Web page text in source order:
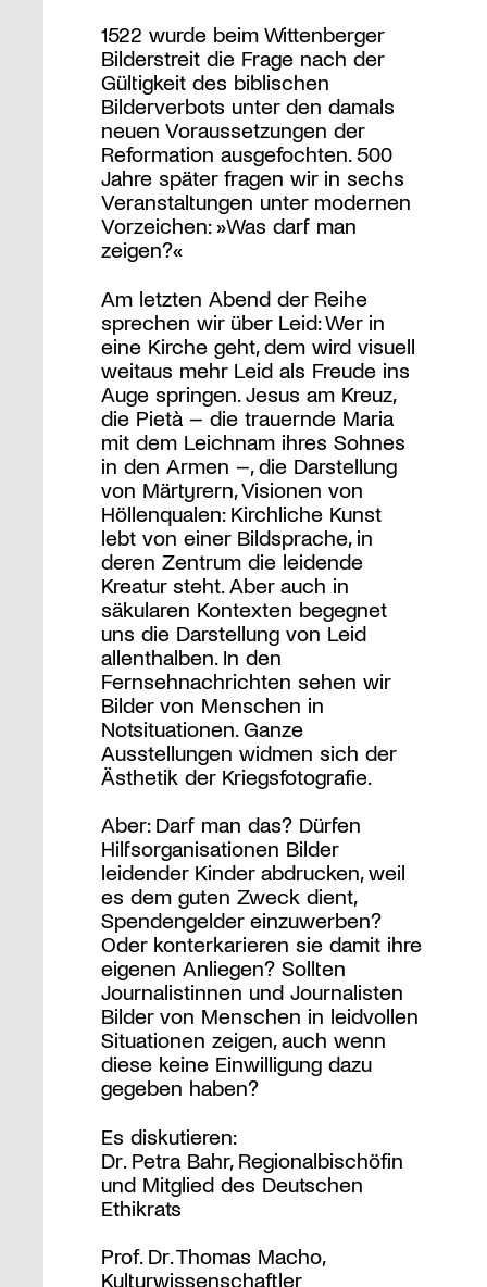
1522 wurde beim Wittenberger
Bilderstreit die Frage nach der
Gültigkeit des biblischen
Bilderverbots unter den damals
neuen Voraussetzungen der
Reformation ausgefochten. 500
Jahre später fragen wir in sechs
Veranstaltungen unter modernen
Vorzeichen: »Was darf man
zeigen?«
Am letzten Abend der Reihe
sprechen wir über Leid: Wer in
eine Kirche geht, dem wird visuell
weitaus mehr Leid als Freude ins
Auge springen. Jesus am Kreuz,
die Pietà – die trauernde Maria
mit dem Leichnam ihres Sohnes
in den Armen –, die Darstellung
von Märtyrern, Visionen von
Höllenqualen: Kirchliche Kunst
lebt von einer Bildsprache, in
deren Zentrum die leidende
Kreatur steht. Aber auch in
säkularen Kontexten begegnet
uns die Darstellung von Leid
allenthalben. In den
Fernsehnachrichten sehen wir
Bilder von Menschen in
Notsituationen. Ganze
Ausstellungen widmen sich der
Ästhetik der Kriegsfotografie.
Aber: Darf man das? Dürfen
Hilfsorganisationen Bilder
leidender Kinder abdrucken, weil
es dem guten Zweck dient,
Spendengelder einzuwerben?
Oder konterkarieren sie damit ihre
eigenen Anliegen? Sollten
Journalistinnen und Journalisten
Bilder von Menschen in leidvollen
Situationen zeigen, auch wenn
diese keine Einwilligung dazu
gegeben haben?
Es diskutieren:
Dr. Petra Bahr, Regionalbischöfin
und Mitglied des Deutschen
Ethikrats
Prof. Dr. Thomas Macho,
Kulturwissenschaftler